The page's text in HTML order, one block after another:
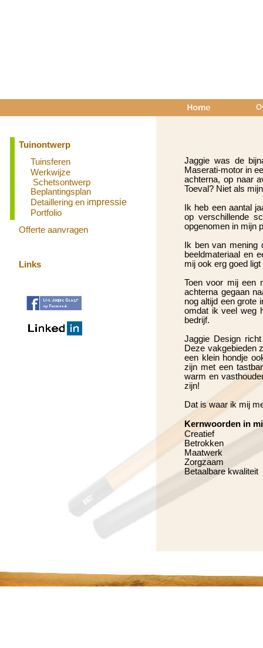
Tuinontwerp
Tuinsferen
Werkwijze
Schetsontwerp
Beplantingsplan
Detaillering en impressie
Portfolio
Offerte aanvragen
Links
Jaggie was de
Maserati-motor in
achterna, op naar
Toeval? Niet als
Ik heb een aantal
op verschillende
opgenomen in mijn
Ik ben van mening
beeldmateriaal en
mij ook erg goed
Toen voor mij een
achterna gegaan
nog altijd een grote
omdat ik veel weg
bedrijf.
Jaggie Design
Deze vakgebieden
een klein hondje
zijn met een
warm en
zijn!
Dat is waar ik mij
Kernwoorden in
Creatief
Betrokken
Maatwerk
Zorgzaam
Betaalbare kwaliteit